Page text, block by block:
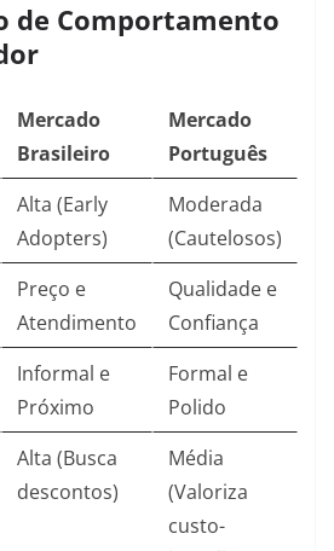
de Comportamento
Mercado
Brasileiro
Mercado
Português
Alta (Early
Adopters)
Moderada
(Cautelosos)
Preço e
Atendimento
Qualidade e
Confiança
Informal e
Próximo
Formal e
Polido
Alta (Busca
descontos)
Média
(Valoriza
custo-